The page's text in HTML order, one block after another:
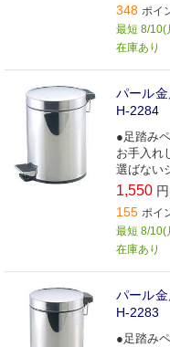
348 ポイ
最短 8/10(
在庫あり
パール
H-2284
●足踏み
お手入れ
選ばない
1,550
155 ポイ
最短 8/10(
在庫あり
パール
H-2283
●足踏み